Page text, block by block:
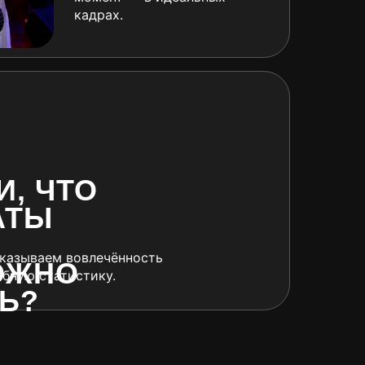
ЧТО
вовлечённость
статистику.
кадрах.